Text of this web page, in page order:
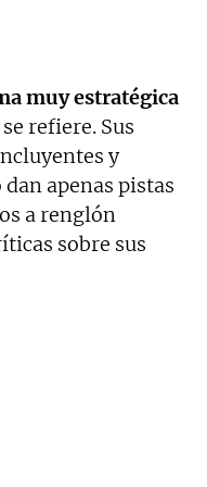
muy estratégica
se refiere. Sus
y
apenas pistas
a renglón
sobre sus